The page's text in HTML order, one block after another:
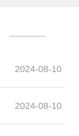
2024-08-10
2024-08-10